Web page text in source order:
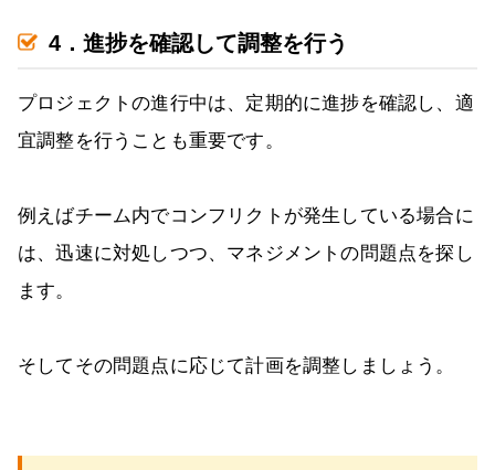
4．進捗を確認して調整を行う
プロジェクトの進行中は、定期的に進捗を確認し、適
宜調整を行うことも重要です。
例えばチーム内でコンフリクトが発生している場合に
は、迅速に対処しつつ、マネジメントの問題点を探し
ます。
そしてその問題点に応じて計画を調整しましょう。